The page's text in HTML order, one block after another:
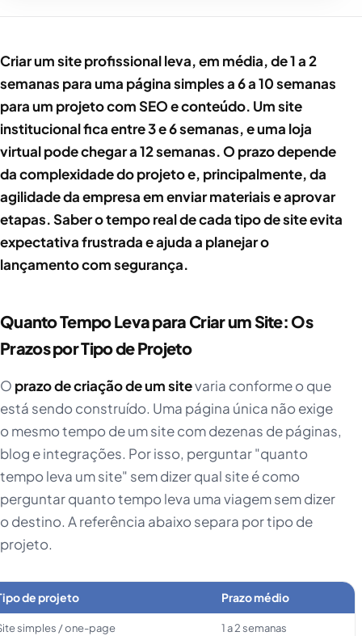
Criar um site profissional leva, em média, de 1 a 2
semanas para uma página simples a 6 a 10 semanas
para um projeto com SEO e conteúdo. Um site
institucional fica entre 3 e 6 semanas, e uma loja
virtual pode chegar a 12 semanas. O prazo depende
da complexidade do projeto e, principalmente, da
agilidade da empresa em enviar materiais e aprovar
etapas. Saber o tempo real de cada tipo de site evita
expectativa frustrada e ajuda a planejar o
lançamento com segurança.
Quanto Tempo Leva para Criar um Site: Os
Prazos por Tipo de Projeto
O prazo de criação de um sitevaria conforme o que
está sendo construído. Uma página única não exige
o mesmo tempo de um site com dezenas de páginas,
blog e integrações. Por isso, perguntar "quanto
tempo leva um site" sem dizer qual site é como
perguntar quanto tempo leva uma viagem sem dizer
o destino. A referência abaixo separa por tipo de
projeto.
de projeto Prazo médio
simples / one-page 1 a 2 semanas